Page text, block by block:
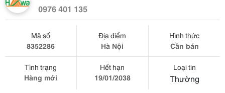
0976 401 135
Mã số
8352286
Địa điểm
Hà Nội
Hình thức
Cần bán
Tình trạng
Hàng mới
Hết hạn
19/01/2038
Loại tin
Thường